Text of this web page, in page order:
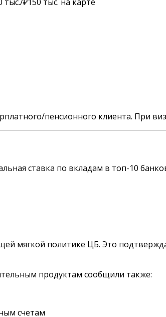
пенсионного клиента. При
ставка по вкладам в топ-10
мягкой политике ЦБ. Это
продуктам сообщили также:
счетам